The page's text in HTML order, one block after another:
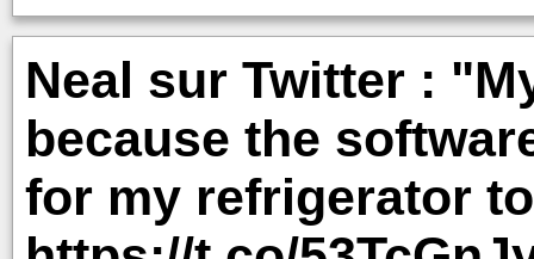
Neal sur Twitter :
because the
for my refrigerator